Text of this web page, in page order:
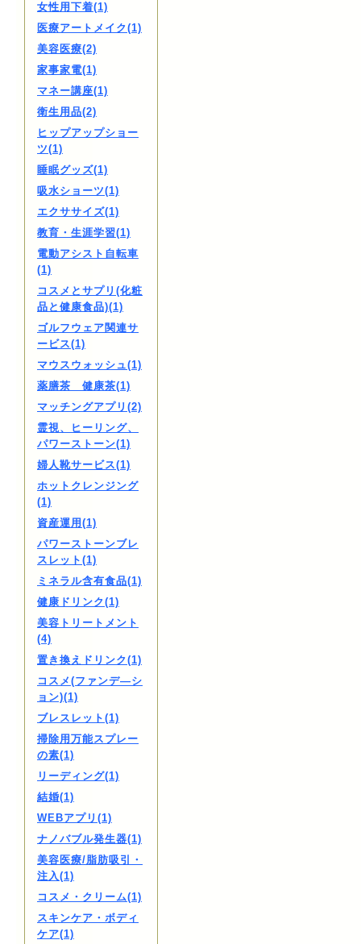
女性用下着(1)
医療アートメイク(1)
美容医療(2)
家事家電(1)
マネー講座(1)
衛生用品(2)
ヒップアップショー
ツ(1)
睡眠グッズ(1)
吸水ショーツ(1)
エクササイズ(1)
教育・生涯学習(1)
電動アシスト自転車
(1)
コスメとサプリ(化粧
品と健康食品)(1)
ゴルフウェア関連サ
ービス(1)
マウスウォッシュ(1)
薬膳茶 健康茶(1)
マッチングアプリ(2)
霊視、ヒーリング、
パワーストーン(1)
婦人靴サービス(1)
ホットクレンジング
(1)
資産運用(1)
パワーストーンブレ
スレット(1)
ミネラル含有食品(1)
健康ドリンク(1)
美容トリートメント
(4)
置き換えドリンク(1)
コスメ(ファンデ―シ
ョン)(1)
ブレスレット(1)
掃除用万能スプレー
の素(1)
リーディング(1)
結婚(1)
WEBアプリ(1)
ナノバブル発生器(1)
美容医療/脂肪吸引・
注入(1)
コスメ・クリーム(1)
スキンケア・ボディ
ケア(1)